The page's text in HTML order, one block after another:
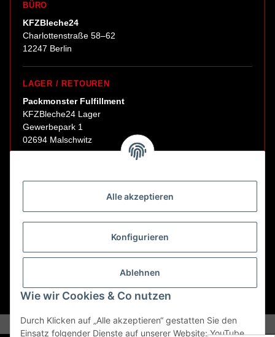
Alle akzeptieren
Konfigurieren
Ablehnen
Wie wir Cookies & Co nutzen
Durch Klicken auf „Alle akzeptieren“ gestatten Sie den
Einsatz folgender Dienste auf unserer Website: YouTube,
BÜRO
KFZBleche24
Charlottenstraße 58–62
12247 Berlin
LAGER / RETOUREN
Packmonster Fulfillment
KFZBleche24 Lager
Gewerbepark 1
02694 Malschwitz
Abholungen nur nach Terminvereinbarung.
E-Mail:sales@kfzbleche24.de
Vertrag widerrufen
* Alle Preise inkl. gesetzlicher USt., zzgl.Versand